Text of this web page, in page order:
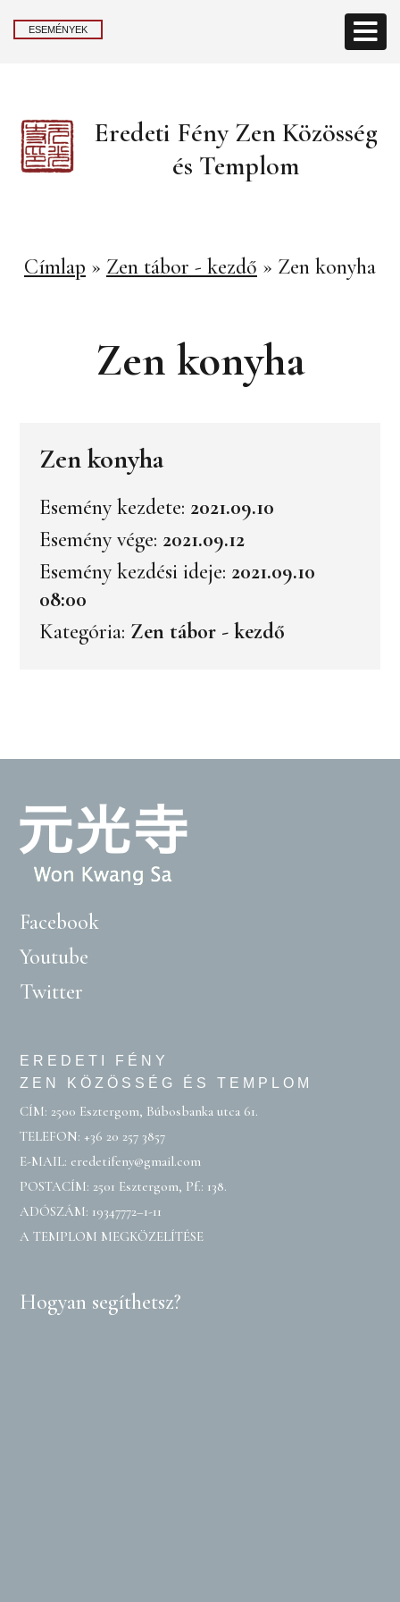
ESEMÉNYEK
Eredeti Fény Zen Közösség
és Templom
Címlap » Zen tábor - kezdő » Zen konyha
Zen konyha
Zen konyha
Esemény kezdete: 2021.09.10
Esemény vége: 2021.09.12
Esemény kezdési ideje: 2021.09.10
08:00
Kategória: Zen tábor - kezdő
Facebook
Youtube
Twitter
EREDETI FÉNY
ZEN KÖZÖSSÉG ÉS TEMPLOM
CÍM: 2500 Esztergom, Búbosbanka utca 61.
TELEFON:+36 20 257 3857
E-MAIL: eredetifeny@gmail.com
POSTACÍM: 2501 Esztergom, Pf.: 138.
ADÓSZÁM: 19347772–1-11
A TEMPLOM MEGKÖZELÍTÉSE
Hogyan segíthetsz?